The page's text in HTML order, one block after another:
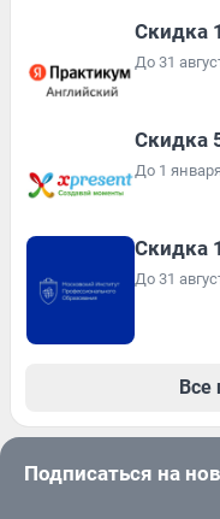
Скидка
До 31
Скидка
До 1
Скидка
До 31
Все
Подписаться на